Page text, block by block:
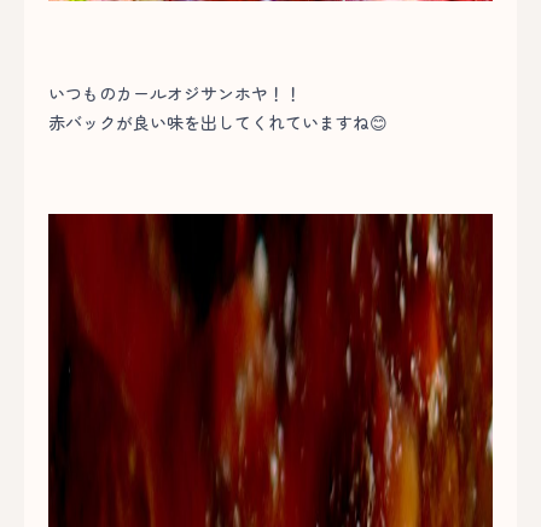
いつものカールオジサンホヤ！！
赤バックが良い味を出してくれていますね😊